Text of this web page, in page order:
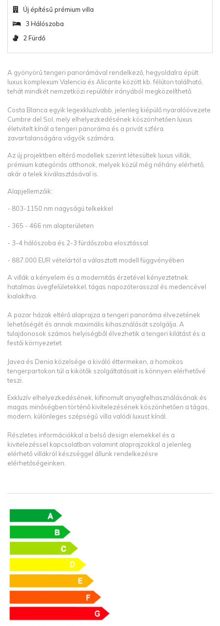
Új építésű prémium villa
3 Hálószoba
2 Fürdő
A gyönyörű tengeri panorámával rendelkező, hegyoldalra épült
luxus komplexum Valencia és Alicante között kb. félúton található,
tehát mindkét nemzetközi repülőtér irányából megközelíthető.
Costa Blanca egyik legexkluzívabb, jelenleg kiépülő nyaralóövezete
Cumbre del Sol, mely elhelyezkedésének köszönhetően luxus
életvitelt kínál a tengeri panoráma és a privát szféra
zavartalanságára vágyók számára.
Az új projektben eltérő modellek szerint létesültek luxus villák,
prémium kategóriás otthonok, melyek közül még néhány elérhető,
akár a telek kiválasztásával is.
Alapjellemzőik:
- 803-1150 nm nagyságú telkekkel
- 365 - 466 nm alapterületen
- 3-4 hálószoba és 2-3 fürdőszoba elosztással
- 887.000 EUR vételártól a választott modell függvényében
A villák a kényelem és a modernitás érzetével kényeztetnek
hatalmas üvegfelületekkel, tágas napozóterasszal és medencével
kialakítva.
A pazar házak eltérő alaprajza a tengeri panoráma élvezetének
lehetőségét és annak maximális kihasználását szolgálja. A
tulajdonosok számos helyiségből élvezhetik a tengeri kilátást és a
festői környezetet.
Javea és Denia közelsége a kiváló éttermeken, a homokos
tengerpartokon túl a kikötők szolgáltatásait is könnyen elérhetővé
teszi.
Exkluzív elhelyezkedésének, kifinomult anyagfelhasználásának és
magas minőségben történő kivitelezésének köszönhetően a tágas,
modern, különleges szépségű villa valódi luxust kínál.
Részletes információkkal a belső design elemekkel és a
kivitelezéssel kapcsolatban valamint alaprajzokkal a jelenleg
elérhető villákról készséggel állunk rendelkezésre
elérhetőségeinken.